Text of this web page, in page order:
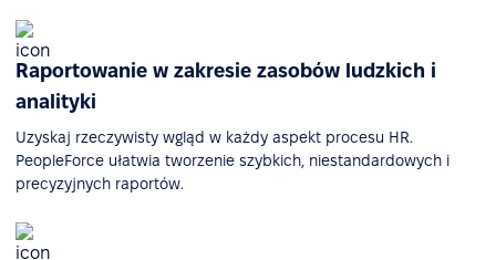
Raportowanie w zakresie zasobów ludzkich i
analityki
Uzyskaj rzeczywisty wgląd w każdy aspekt procesu HR.
PeopleForce ułatwia tworzenie szybkich, niestandardowych i
precyzyjnych raportów.